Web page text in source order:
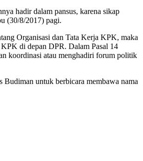
hadir dalam pansus, karena sikap
(30/8/2017) pagi.
Organisasi dan Tata Kerja KPK, maka
di depan DPR. Dalam Pasal 14
koordinasi atau menghadiri forum politik
untuk berbicara membawa nama